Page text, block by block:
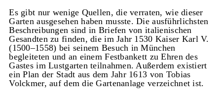
Es gibt nur wenige Quellen, die verraten, wie dieser
Garten ausgesehen haben musste. Die ausführlichsten
Beschreibungen sind in Briefen von italienischen
Gesandten zu finden, die im Jahr 1530 Kaiser Karl V.
(1500–1558) bei seinem Besuch in München
begleiteten und an einem Festbankett zu Ehren des
Gastes im Lustgarten teilnahmen. Außerdem existiert
ein Plan der Stadt aus dem Jahr 1613 von Tobias
Volckmer, auf dem die Gartenanlage verzeichnet ist.